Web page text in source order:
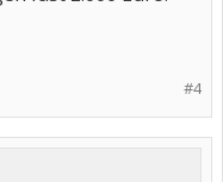
#4